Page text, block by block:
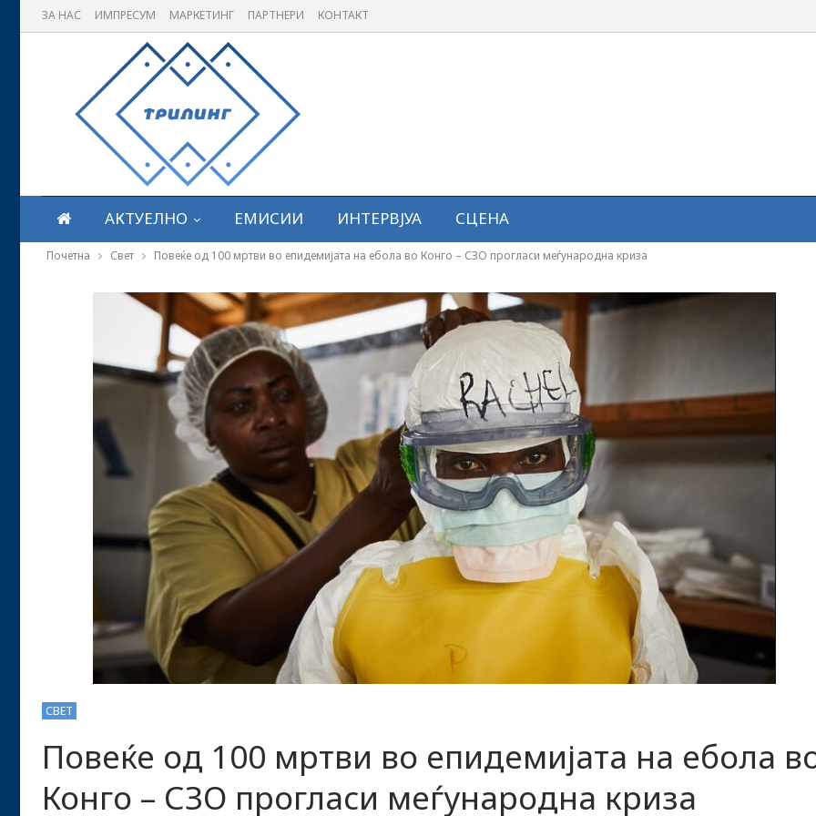
ЗА НАС ИМПРЕСУМ МАРКЕТИНГ ПАРТНЕРИ КОНТАКТ
АКТУЕЛНО ЕМИСИИ ИНТЕРВЈУА СЦЕНА
Почетна Свет Повеќе од 100 мртви во епидемијата на ебола во Конго – СЗО прогласи меѓународна криза
СВЕТ
Повеќе од 100 мртви во епидемијата на ебола
Конго – СЗО прогласи меѓународна криза